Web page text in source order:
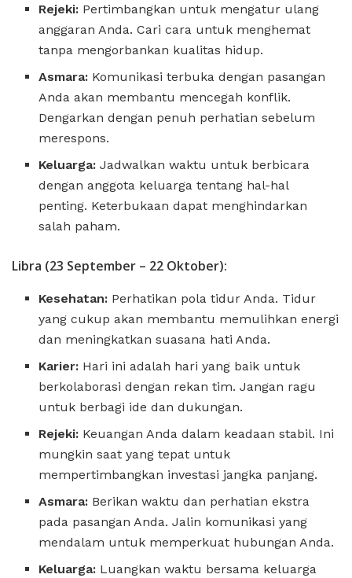
Rejeki: Pertimbangkan untuk mengatur ulang
anggaran Anda. Cari cara untuk menghemat
tanpa mengorbankan kualitas hidup.
Asmara: Komunikasi terbuka dengan pasangan
Anda akan membantu mencegah konflik.
Dengarkan dengan penuh perhatian sebelum
merespons.
Keluarga: Jadwalkan waktu untuk berbicara
dengan anggota keluarga tentang hal-hal
penting. Keterbukaan dapat menghindarkan
salah paham.
Libra (23 September – 22 Oktober):
Kesehatan: Perhatikan pola tidur Anda. Tidur
yang cukup akan membantu memulihkan energi
dan meningkatkan suasana hati Anda.
Karier: Hari ini adalah hari yang baik untuk
berkolaborasi dengan rekan tim. Jangan ragu
untuk berbagi ide dan dukungan.
Rejeki: Keuangan Anda dalam keadaan stabil. Ini
mungkin saat yang tepat untuk
mempertimbangkan investasi jangka panjang.
Asmara: Berikan waktu dan perhatian ekstra
pada pasangan Anda. Jalin komunikasi yang
mendalam untuk memperkuat hubungan Anda.
Keluarga: Luangkan waktu bersama keluarga